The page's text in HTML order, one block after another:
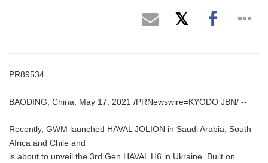
PR89534
BAODING, China, May 17, 2021 /PRNewswire=KYODO JBN/ --
Recently, GWM launched HAVAL JOLION in Saudi Arabia, South
Africa and Chile and
is about to unveil the 3rd Gen HAVAL H6 in Ukraine. Built on